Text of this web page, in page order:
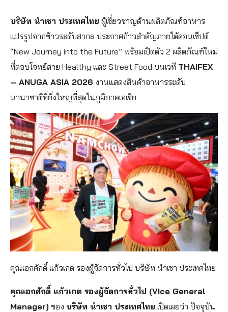
บริษัท นำเชา ประเทศไทย ผู้เชี่ยวชาญด้านผลิตภัณฑ์อาหาร
แปรรูปจากข้าวระดับสากล ประกาศก้าวสำคัญภายใต้คอนเซ็ปต์
“New Journey into the Future” พร้อมเปิดตัว 2 ผลิตภัณฑ์ใหม่
ที่ตอบโจทย์สาย Healthy และ Street Food บนเวที THAIFEX
– ANUGA ASIA 2026 งานแสดงสินค้าอาหารระดับ
นานาชาติที่ยิ่งใหญ่ที่สุดในภูมิภาคเอเชีย
คุณเอกศักดิ์ แก้วเกต รองผู้จัดการทั่วไป บริษัท นำเชา ประเทศไทย
คุณเอกศักดิ์ แก้วเกต รองผู้จัดการทั่วไป (Vice General
Manager) ของ บริษัท นำเชา ประเทศไทย เปิดเผยว่า ปัจจุบัน